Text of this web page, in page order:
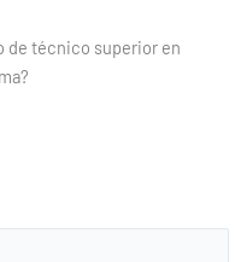
de técnico superior en